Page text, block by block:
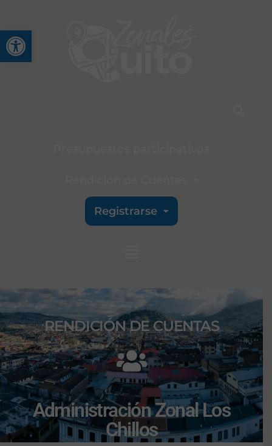
Abrir barra de
Registrarse
RENDICIÓN DE CUENTAS
Administración Zonal Los
Chillos